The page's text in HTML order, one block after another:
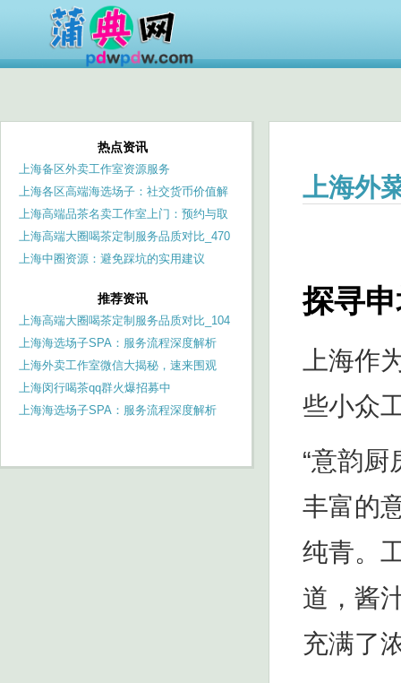
上海外
探寻
上海作
些小众
“意韵
丰富的
纯青。
道，酱
充满了
热点资讯
上海备区外卖工作室资源服务
上海各区高端海选场子：社交货币价值解
析
上海高端品茶名卖工作室上门：预约与取
消政策
上海高端大圈喝茶定制服务品质对比_470
上海中圈资源：避免踩坑的实用建议
推荐资讯
上海高端大圈喝茶定制服务品质对比_104
上海海选场子SPA：服务流程深度解析
_98
上海外卖工作室微信大揭秘，速来围观
上海闵行喝茶qq群火爆招募中
上海海选场子SPA：服务流程深度解析